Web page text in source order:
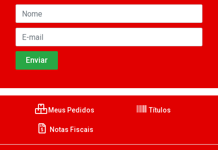
Meus Pedidos Títulos
Notas Fiscais